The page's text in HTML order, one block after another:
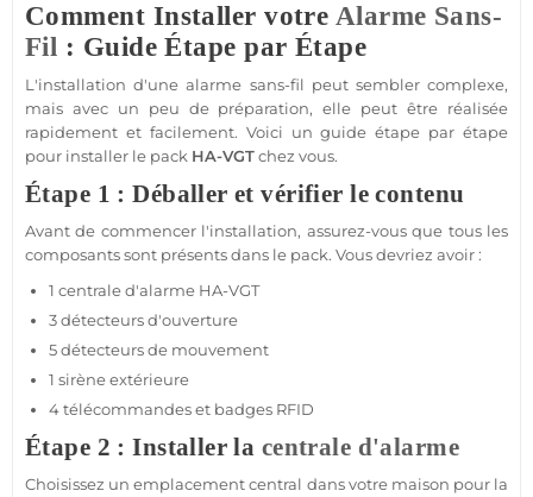
Comment Installer votre Alarme Sans-
Fil : Guide Étape par Étape
L'installation d'unealarme sans-fil peut sembler complexe,
mais avec un peu de préparation, elle peut être réalisée
rapidement et facilement. Voici un guide étape par étape
pour installer le pack HA-VGTchez vous.
Étape 1 : Déballer et vérifier le contenu
Avant de commencer l'installation, assurez-vous que tous les
composants sont présents dans le pack. Vous devriez avoir :
1 centrale d'alarme HA-VGT
3 détecteurs d'ouverture
5 détecteurs de mouvement
1 sirèneextérieure
4 télécommandes et badges RFID
Étape 2 : Installer la centrale d'alarme
Choisissez un emplacement central dans votre maison pour la